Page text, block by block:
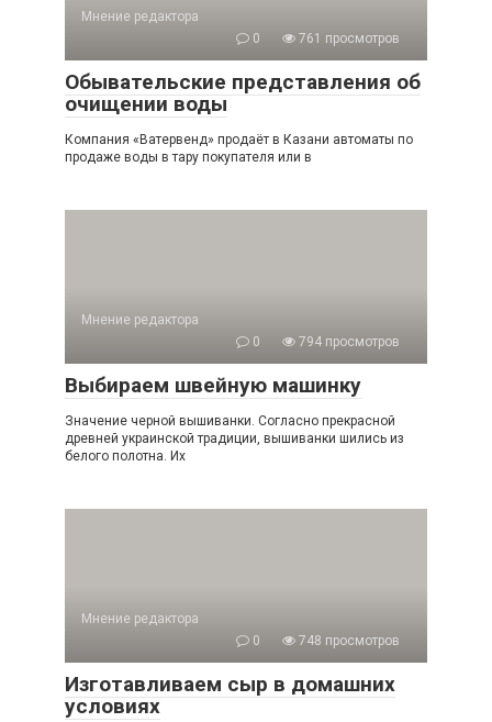
Мнение редактора
0
761 просмотров
Обывательские представления об
очищении воды
Компания «Ватервенд» продаёт в Казани автоматы по
продаже воды в тару покупателя или в
Мнение редактора
0
794 просмотров
Выбираем швейную машинку
Значение черной вышиванки. Согласно прекрасной
древней украинской традиции, вышиванки шились из
белого полотна. Их
Мнение редактора
0
748 просмотров
Изготавливаем сыр в домашних
условиях